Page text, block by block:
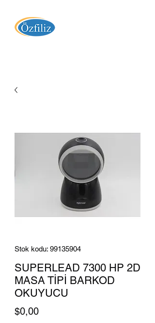
Stok kodu: 99135904
SUPERLEAD 7300 HP 2D
MASA TİPİ BARKOD
OKUYUCU
$0,00Fiyat